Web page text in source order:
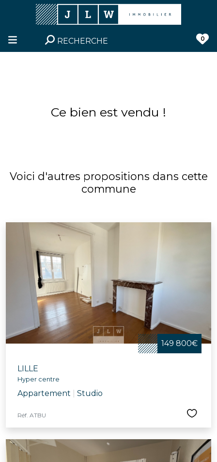
RECHERCHE 0
Ce bien est vendu !
Voici d'autres propositions dans cette
commune
149 800€
LILLE
Hyper centre
Appartement Studio
Réf. ATBU